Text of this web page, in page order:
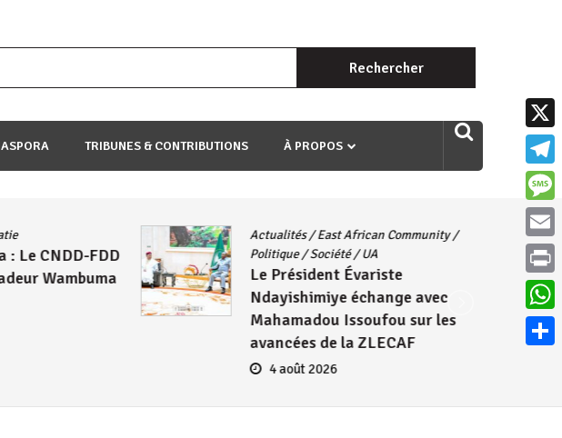
cakwibarutse .Wewe uri ngaha ndagusigiye iki kibazo : Uriko ukora iki kugira ngo
Rechercher :
TRIBUNES & CONTRIBUTIONS À PROPOS
: Le CNDD-FDD
Wambuma
Actualités/East African Community/
Politique/Société/UA
Le Président Évariste
Ndayishimiye échange avec
Mahamadou Issoufou sur les
avancées de la ZLECAF
4 août 2026
X
Email
Print